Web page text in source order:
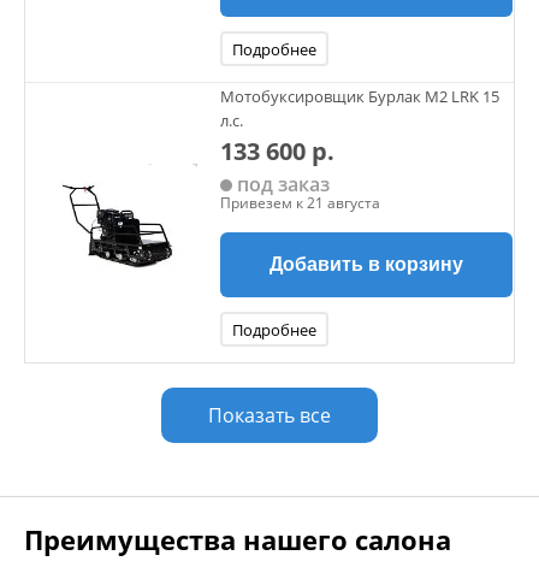
Подробнее
Мотобуксировщик Бурлак М2 LRK 15
л.с.
133 600 р.
под заказ
Привезем к 21 августа
Добавить в корзину
Подробнее
Показать все
Преимущества нашего салона